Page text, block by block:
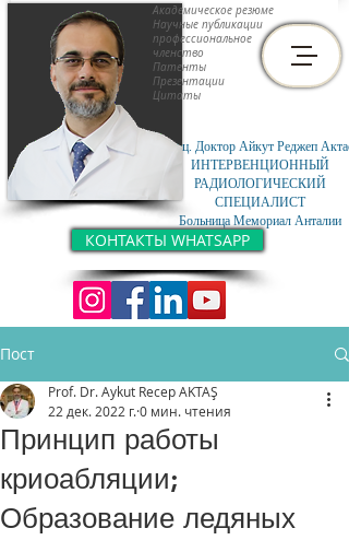
Доц. Доктор Айкут Реджеп Актас
ИНТЕРВЕНЦИОННЫЙ
РАДИОЛОГИЧЕСКИЙ
СПЕЦИАЛИСТ
Больница Мемориал Анталии
КОНТАКТЫ WHATSAPP
Академическое резюме
Научные публикации
профессиональное
членство
Патенты
Презентации
Цитаты
Пост
Принцип работы
криоабляции;
Образование ледяных
Prof. Dr. Aykut Recep AKTAŞ
22 дек. 2022 г.0 мин. чтения